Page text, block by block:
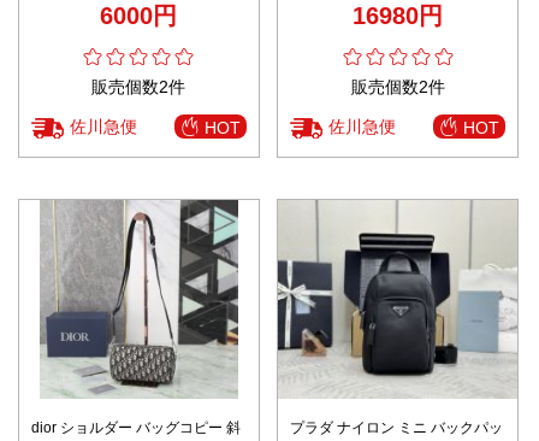
H03E メンズ ブラック
6000円
販売個数2件
佐川急便 HOT
16980円
販売個数2件
佐川急便 HOT
dior ショルダー バッグコピー 斜
プラダ ナイロン ミニ バックパッ